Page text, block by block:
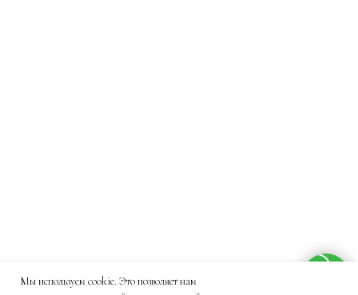
Мы используем cookie. Это позволяет нам